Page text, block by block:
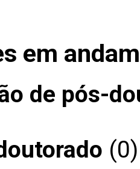
em
de pós-
(0)